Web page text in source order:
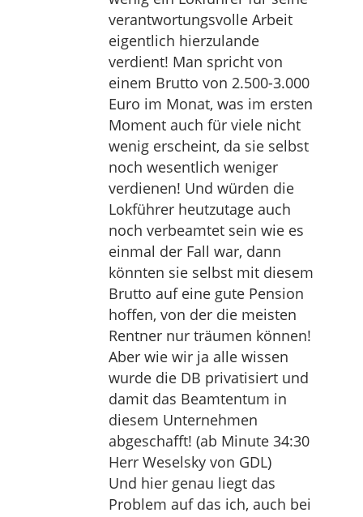
verantwortungsvolle Arbeit
eigentlich hierzulande
verdient! Man spricht von
einem Brutto von 2.500-3.000
Euro im Monat, was im ersten
Moment auch für viele nicht
wenig erscheint, da sie selbst
noch wesentlich weniger
verdienen! Und würden die
Lokführer heutzutage auch
noch verbeamtet sein wie es
einmal der Fall war, dann
könnten sie selbst mit diesem
Brutto auf eine gute Pension
hoffen, von der die meisten
Rentner nur träumen können!
Aber wie wir ja alle wissen
wurde die DB privatisiert und
damit das Beamtentum in
diesem Unternehmen
abgeschafft! (ab Minute 34:30
Herr Weselsky von GDL)
Und hier genau liegt das
Problem auf das ich, auch bei